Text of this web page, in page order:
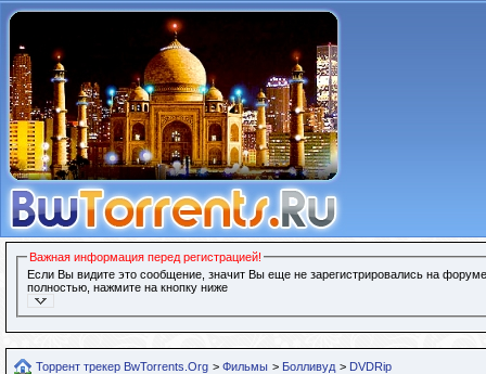
Важная информация перед регистрацией!
Если Вы видите это сообщение, значит Вы еще не зарегистрировались на
полностью, нажмите на кнопку ниже
Торрент трекер BwTorrents.Org > Фильмы > Болливуд > DVDRip